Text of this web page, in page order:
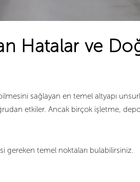
Hatalar ve
sağlayan en temel altyapı
etkiler. Ancak birçok işletme,
gereken temel noktaları bulabilirsiniz.